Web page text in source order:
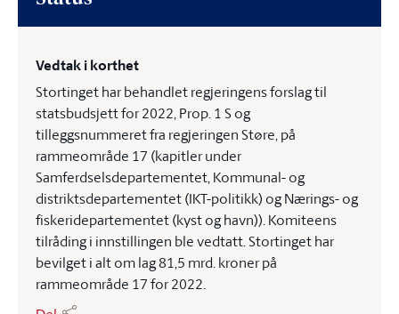
Vedtak i korthet
Stortinget har behandlet regjeringens forslag til
statsbudsjett for 2022, Prop. 1 S og
tilleggsnummeret fra regjeringen Støre, på
rammeområde 17 (kapitler under
Samferdselsdepartementet, Kommunal- og
distriktsdepartementet (IKT-politikk) og Nærings- og
fiskeridepartementet (kyst og havn)). Komiteens
tilråding i innstillingen ble vedtatt. Stortinget har
bevilget i alt om lag 81,5 mrd. kroner på
rammeområde 17 for 2022.